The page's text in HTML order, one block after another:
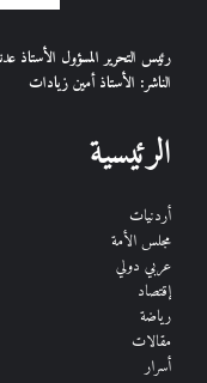
رئيس التحرير المسؤول الأستاذ
الناشر: الأستاذ أمين زيادات
الرئيسية
أردنيات
مجلس الأمة
عربي دولي
إقتصاد
رياضة
مقالات
أسرار